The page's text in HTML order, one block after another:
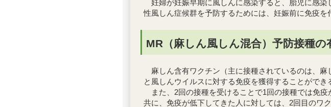
妊婦が妊娠早期に風しんに感染すると、胎児に感染
性風しん症候群を予防するためには、妊娠前に免疫を
MR（麻しん風しん混合）予防接種の
麻しん含有ワクチン（主に接種されているのは、麻
と風しんウイルスに対する免疫を獲得することができ
また、2回の接種を受けることで1回の接種では免
共に、免疫が低下してきた人に対しては、2回目のワ